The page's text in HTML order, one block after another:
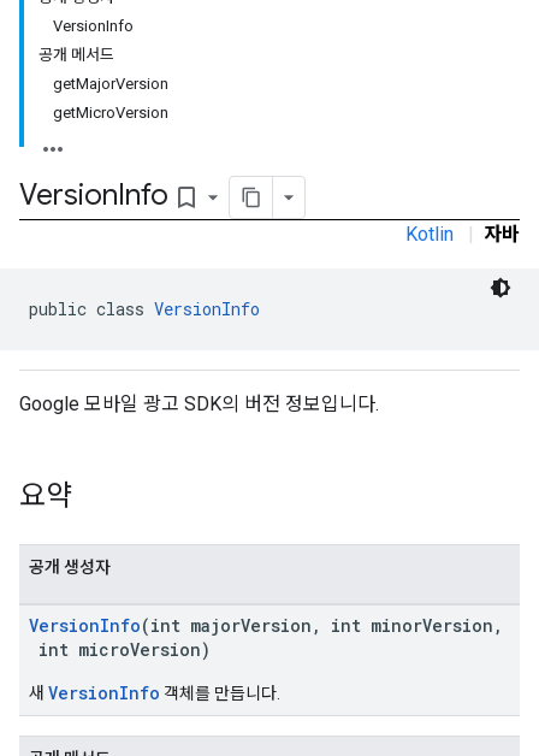
VersionInfo
공개 메서드
getMajorVersion
getMicroVersion
VersionInfo bookmark_border
Kotlin | 자바
public class VersionInfo
Google 모바일 광고 SDK의 버전 정보입니다.
요약
공개 생성자
VersionInfo(int majorVersion, int minorVersion,
int microVersion)
새 VersionInfo 객체를 만듭니다.